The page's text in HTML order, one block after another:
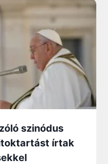
szinódus
írtak